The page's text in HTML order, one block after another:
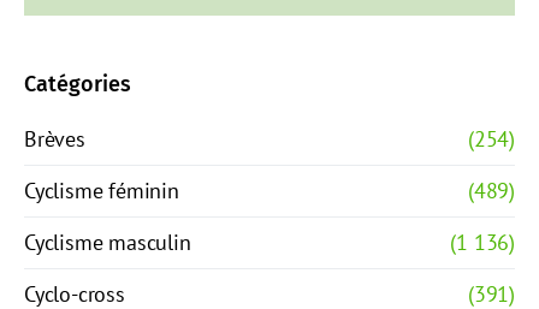
Catégories
Brèves
(254)
Cyclisme féminin
(489)
Cyclisme masculin
(1 136)
Cyclo-cross
(391)